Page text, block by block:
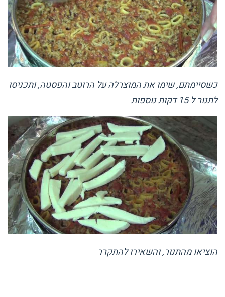
כשסיימתם, שימו את המוצרלה על הרוטב והפסטה, ותכניסו
לתנור ל 15 דקות נוספות
הוציאו מהתנור, והשאירו להתקרר